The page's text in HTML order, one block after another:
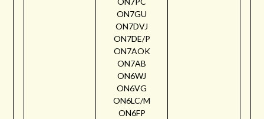
ON7GU
ON7DVJ
ON7DE/P
ON7AOK
ON7AB
ON6WJ
ON6VG
ON6LC/M
ON6FP